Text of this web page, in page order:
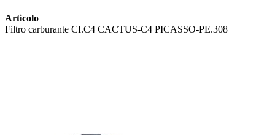
Articolo
Filtro carburante CI.C4 CACTUS-C4 PICASSO-PE.308